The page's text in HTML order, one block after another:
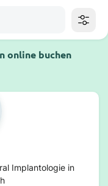
online buchen
Implantologie in